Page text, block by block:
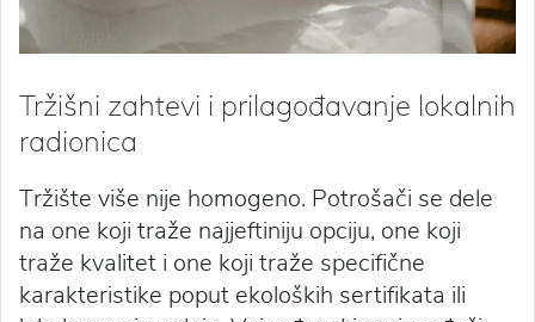
Tržišni zahtevi i prilagođavanje lokalnih
radionica
Tržište više nije homogeno. Potrošači se dele
na one koji traže najjeftiniju opciju, one koji
traže kvalitet i one koji traže specifične
karakteristike poput ekoloških sertifikata ili